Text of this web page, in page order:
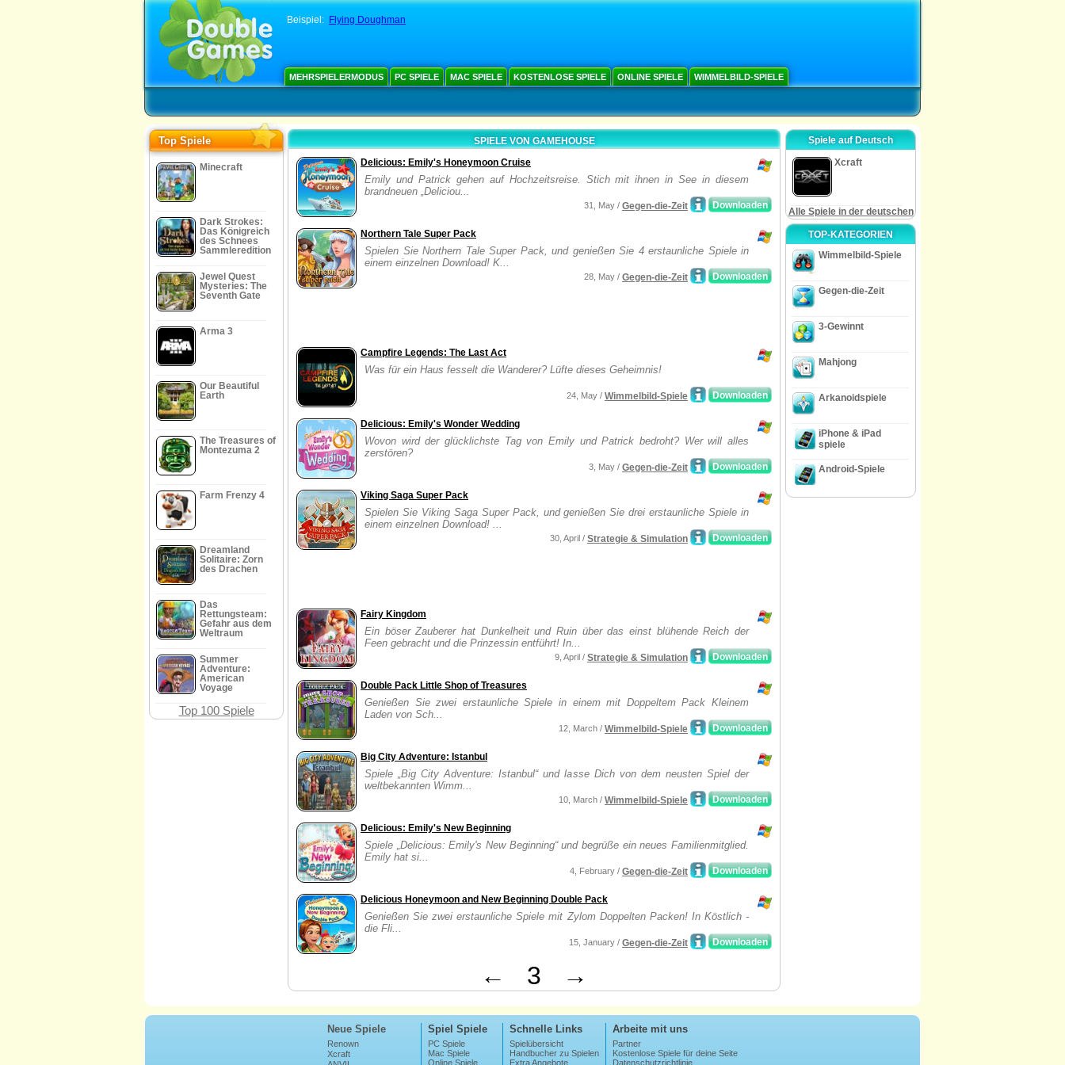
Beispiel: Flying Doughman
MEHRSPIELERMODUS PC SPIELE MAC SPIELE KOSTENLOSE SPIELE ONLINE SPIELE WIMMELBILD-SPIELE
Top Spiele
Minecraft
Dark Strokes:
Das Königreich
des Schnees
Sammleredition
Jewel Quest
Mysteries: The
Seventh Gate
Arma 3
Our Beautiful
Earth
The Treasures of
Montezuma 2
Farm Frenzy 4
Dreamland
Solitaire: Zorn
des Drachen
Das
Rettungsteam:
Gefahr aus dem
Weltraum
Summer
Adventure:
American
Voyage
Top 100 Spiele
SPIELE VON GAMEHOUSE
Delicious: Emily's Honeymoon Cruise
Emily und Patrick gehen auf Hochzeitsreise. Stich mit ihnen in See in diesem
brandneuen „Deliciou...
Downloaden
31, May / Gegen-die-Zeit
Northern Tale Super Pack
Spielen Sie Northern Tale Super Pack, und genießen Sie 4 erstaunliche Spiele in
einem einzelnen Download! K...
Downloaden
28, May / Gegen-die-Zeit
Campfire Legends: The Last Act
Was für ein Haus fesselt die Wanderer? Lüfte dieses Geheimnis!
Downloaden
24, May / Wimmelbild-Spiele
Delicious: Emily's Wonder Wedding
Wovon wird der glücklichste Tag von Emily und Patrick bedroht? Wer will alles
zerstören?
Downloaden
3, May / Gegen-die-Zeit
Viking Saga Super Pack
Spielen Sie Viking Saga Super Pack, und genießen Sie drei erstaunliche Spiele in
einem einzelnen Download! ...
Downloaden
30, April / Strategie & Simulation
Fairy Kingdom
Ein böser Zauberer hat Dunkelheit und Ruin über das einst blühende Reich der
Feen gebracht und die Prinzessin entführt! In...
Downloaden
9, April / Strategie & Simulation
Double Pack Little Shop of Treasures
Genießen Sie zwei erstaunliche Spiele in einem mit Doppeltem Pack Kleinem
Laden von Sch...
Downloaden
12, March / Wimmelbild-Spiele
Big City Adventure: Istanbul
Spiele „Big City Adventure: Istanbul“ und lasse Dich von dem neusten Spiel der
weltbekannten Wimm...
Downloaden
10, March / Wimmelbild-Spiele
Delicious: Emily's New Beginning
Spiele „Delicious: Emily's New Beginning“ und begrüße ein neues Familienmitglied.
Emily hat si...
Downloaden
4, February / Gegen-die-Zeit
Delicious Honeymoon and New Beginning Double Pack
Genießen Sie zwei erstaunliche Spiele mit Zylom Doppelten Packen! In Köstlich -
die Fli...
Downloaden
15, January / Gegen-die-Zeit
← 3 →
Spiele auf Deutsch
Xcraft
Alle Spiele in der deutschen
TOP-KATEGORIEN
Wimmelbild-Spiele
Gegen-die-Zeit
3-Gewinnt
Mahjong
Arkanoidspiele
iPhone & iPad
spiele
Android-Spiele
Neue Spiele
Renown
Xcraft
Spiel Spiele
PC Spiele
Mac Spiele
Online Spiele
Schnelle Links
Spielübersicht
Handbucher zu Spielen
Extra Angebote
Arbeite mit uns
Partner
Kostenlose Spiele für deine Seite
Datenschutzrichtlinie